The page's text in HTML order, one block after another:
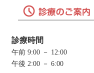
診療時間
午前 9:00 － 12:00
午後 2:00 － 6:00